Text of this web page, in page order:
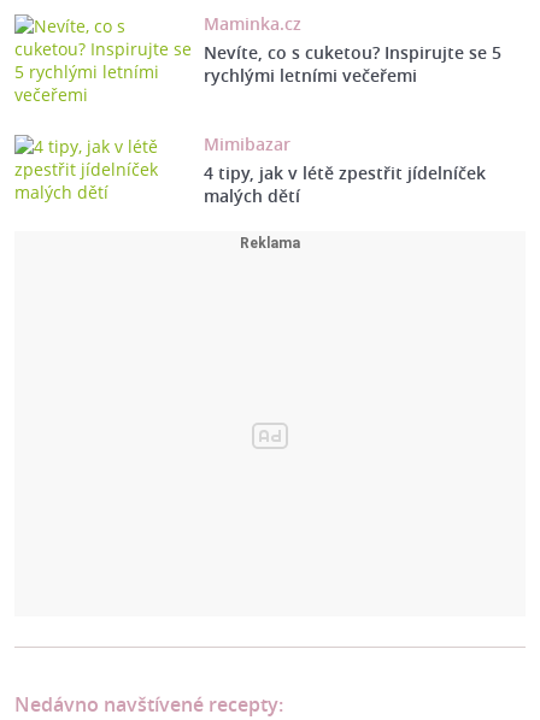
Maminka.cz
Nevíte, co s cuketou? Inspirujte se 5
rychlými letními večeřemi
Mimibazar
4 tipy, jak v létě zpestřit jídelníček
malých dětí
Nedávno navštívené recepty: